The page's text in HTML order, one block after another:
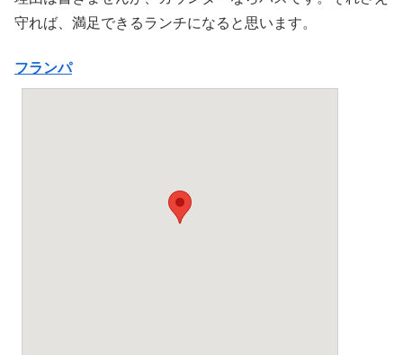
守れば、満足できるランチになると思います。
フランパ